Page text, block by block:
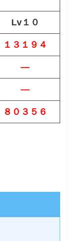
Lv１０
１３１９４
—
—
８０３５６